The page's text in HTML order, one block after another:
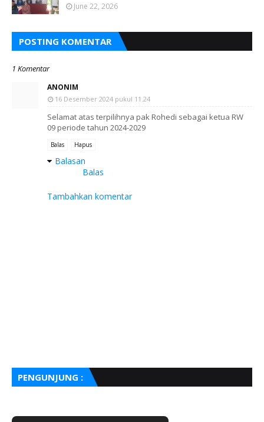
June 22, 2026
POSTING KOMENTAR
1 Komentar
ANONIM
16 Desember 2024 pukul 11.24
Selamat atas terpilihnya pak Rohedi sebagai ketua RW
09 periode tahun 2024-2029
Balas Hapus
Balasan
Balas
Tambahkan komentar
PENGUNJUNG :